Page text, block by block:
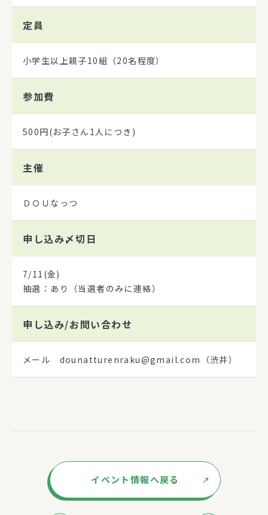
定員
小学生以上親子10組（20名程度）
参加費
500円(お子さん1人につき)
主催
ＤＯＵなっつ
申し込み〆切日
7/11(金)
抽選：あり（当選者のみに連絡）
申し込み/お問い合わせ
メール dounatturenraku@gmail.com（渋井）
イベント情報へ戻る